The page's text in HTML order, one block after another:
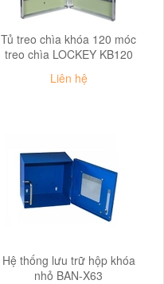
Tủ treo chìa khóa 120 móc
treo chìa LOCKEY KB120
Liên hệ
Hệ thống lưu trữ hộp khóa
nhỏ BAN-X63